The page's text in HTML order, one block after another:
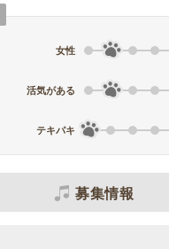
女性
活気がある
テキパキ
募集情報